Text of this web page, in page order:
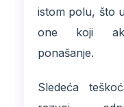
istom polu, što
one koji
ponašanje.
Sledeća